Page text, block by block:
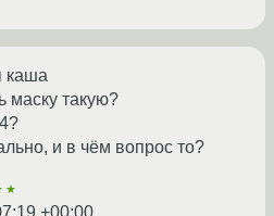
каша
маску такую?
и в чём вопрос то?